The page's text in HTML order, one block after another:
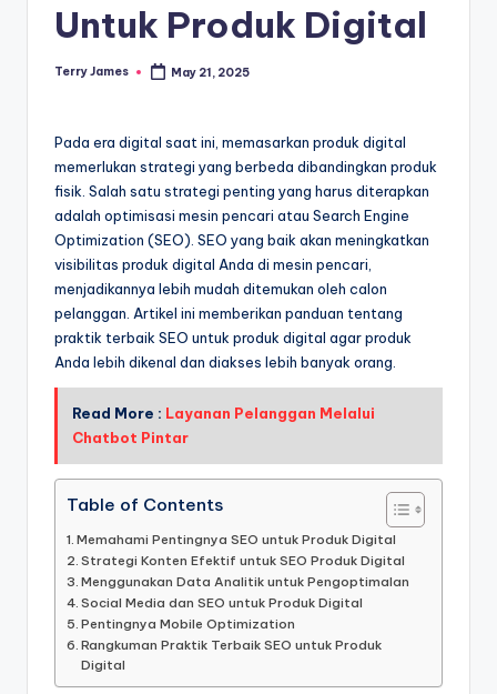
Untuk Produk Digital
Posted
Terry James May 21, 2025
Pada era digital saat ini, memasarkan produk digital
memerlukan strategi yang berbeda dibandingkan produk
fisik. Salah satu strategi penting yang harus diterapkan
adalah optimisasi mesin pencari atau Search Engine
Optimization (SEO). SEO yang baik akan meningkatkan
visibilitas produk digital Anda di mesin pencari,
menjadikannya lebih mudah ditemukan oleh calon
pelanggan. Artikel ini memberikan panduan tentang
praktik terbaik SEO untuk produk digital agar produk
Anda lebih dikenal dan diakses lebih banyak orang.
Read More : Layanan Pelanggan Melalui
Chatbot Pintar
Table of Contents
Memahami Pentingnya SEO untuk Produk Digital
Strategi Konten Efektif untuk SEO Produk Digital
Menggunakan Data Analitik untuk Pengoptimalan
Social Media dan SEO untuk Produk Digital
Pentingnya Mobile Optimization
Rangkuman Praktik Terbaik SEO untuk Produk
Digital